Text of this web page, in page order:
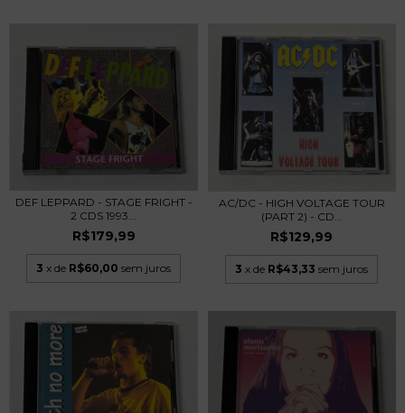
DEF LEPPARD - STAGE FRIGHT -
2 CDS 1993...
R$179,99
3 x de R$60,00 sem juros
AC/DC - HIGH VOLTAGE TOUR
(PART 2) - CD...
R$129,99
3 x de R$43,33 sem juros